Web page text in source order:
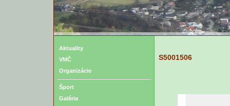
Aktuality
VMČ
Organizácie
Šport
Galéria
S5001506